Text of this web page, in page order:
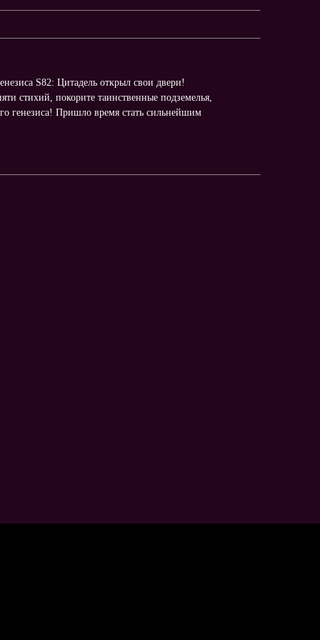
S82: Цитадель открыл свои двери!
стихий, покорите таинственные подземелья,
генезиса! Пришло время стать сильнейшим